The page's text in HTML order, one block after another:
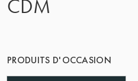
CDM
PRODUITS D'OCCASION